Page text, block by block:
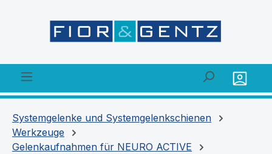
Systemgelenke und Systemgelenkschienen
Werkzeuge
Gelenkaufnahmen für NEURO ACTIVE